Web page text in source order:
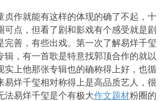
贞作就能有这样的体现的确了不起，十
可点，但看了剧和影戏有个感受就是剧
完善，有些出戏。第一次了解易烊千玺
辑，有一首歌是特意找郭顶合作的就以
实上他那张专辑也的确称得上好，也循
易烊千玺相对称得上是高品质艺人，很
法易烊千玺是个有极大作文题材粉圈的